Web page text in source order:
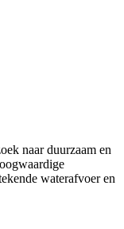
naar duurzaam en
waterafvoer en